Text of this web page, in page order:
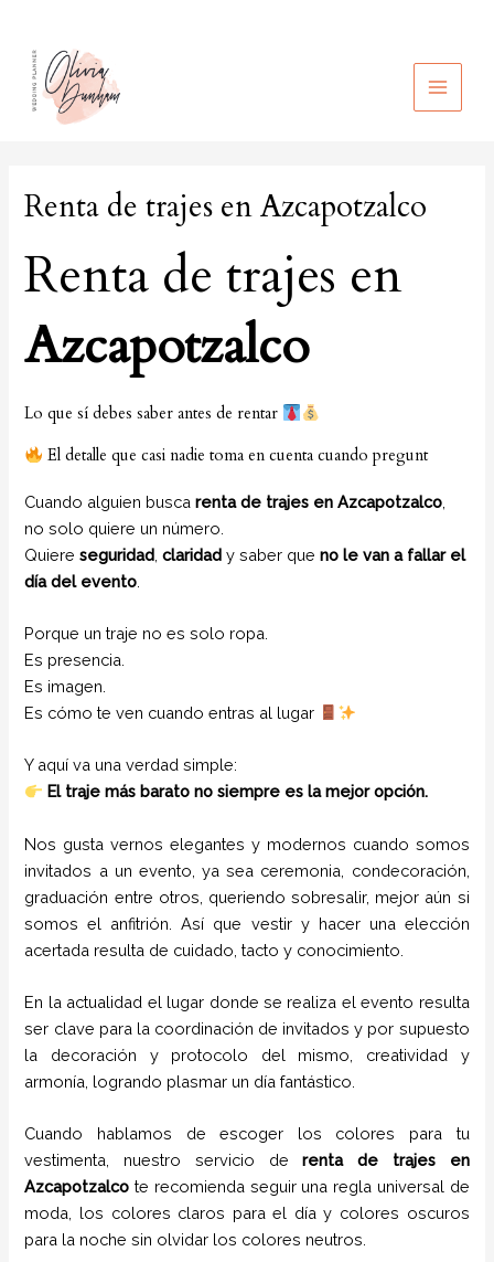
contenido
MAIN
Renta de trajes en Azcapotzalco
Renta de trajes en
Azcapotzalco
Lo que sí debes saber antes de rentar
El detalle que casi nadie toma en cuenta cuando pregunt
Cuando alguien buscarenta de trajes en Azcapotzalco
no solo quiere un número.
Quiereseguridad ,claridad y saber queno le van a fallar el
día del evento
Porque un traje no es solo ropa.
Es presencia.
Es imagen.
Es cómo te ven cuando entras al lugar
Y aquí va una verdad simple:
El traje más barato no siempre es la mejor opción.
Nos gusta vernos elegantes y modernos cuando somos
invitados a un evento, ya sea ceremonia, condecoración,
graduación entre otros, queriendo sobresalir, mejor aún si
somos el anfitrión. Así que vestir y hacer una elección
acertada resulta de cuidado, tacto y conocimiento.
En la actualidad el lugar donde se realiza el evento resulta
ser clave para la coordinación de invitados y por supuesto
la decoración y protocolo del mismo, creatividad y
armonía, logrando plasmar un día fantástico.
Cuando hablamos de escoger los colores para tu
vestimenta, nuestro servicio derenta de trajes
en
Azcapotzalco te recomienda seguir una regla universal de
moda, los colores claros para el día y colores oscuros
para la noche sin olvidar los colores neutros.